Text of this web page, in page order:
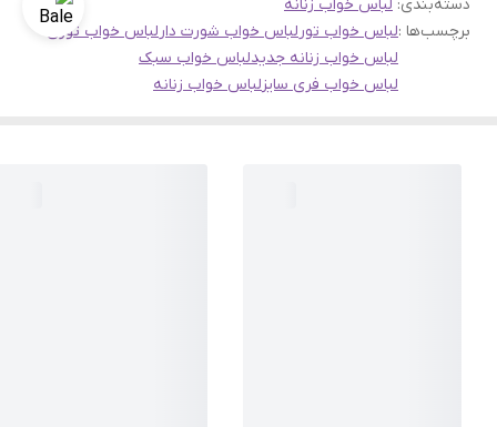
دسته‌بندی: لباس خواب زنانه
برچسب‌ها :لباس خواب تورلباس خواب شورت دارلباس خواب توری
لباس خواب زنانه جدیدلباس خواب سبک
لباس خواب فری سایزلباس خواب زنانه